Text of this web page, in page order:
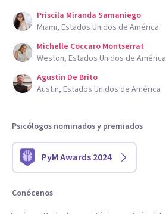
Priscila Miranda Samaniego
Miami, Estados Unidos de América
Michelle Coccaro Montserrat
Weston, Estados Unidos de América
Agustin De Brito
Austin, Estados Unidos de América
Psicólogos nominados y premiados
PyM Awards 2024
Conócenos